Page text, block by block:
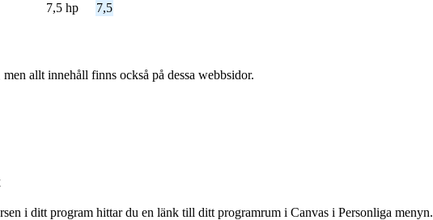
7,5 hp 7,5
allt inne­håll finns också på dessa webb­sidor.
i ditt program hittar du en länk till ditt programrum i Canvas i Personliga menyn.